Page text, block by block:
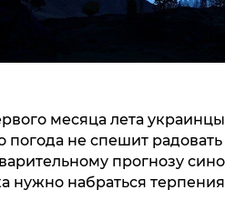
месяца лета
погода не спешит
прогнозу
нужно набраться